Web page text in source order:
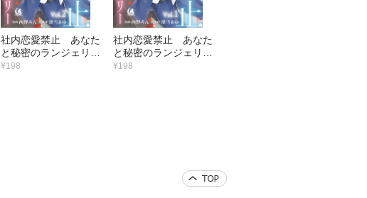
社内恋愛禁止 あなた
と秘密のランジェリー
【短編】2
¥198
社内恋愛禁止 あなた
と秘密のランジェリー
【短編】1
¥198